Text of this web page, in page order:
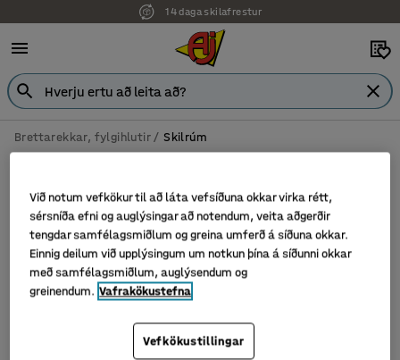
14 daga skilafrestur
Brettarekkar, fylgihlutir Skilrúm
Sía Flokka
1 vörur
Við notum vefkökur til að láta vefsíðuna okkar virka rétt,
sérsníða efni og auglýsingar að notendum, veita aðgerðir
tengdar samfélagsmiðlum og greina umferð á síðuna okkar.
Einnig deilum við upplýsingum um notkun þína á síðunni okkar
með samfélagsmiðlum, auglýsendum og
greinendum. Vafrakökustefna
Vefkökustillingar